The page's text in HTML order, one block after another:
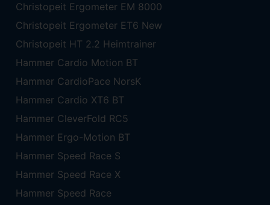
Christopeit Ergometer EM 8000
Christopeit Ergometer ET6 New
Christopeit HT 2.2 Heimtrainer
Hammer Cardio Motion BT
Hammer CardioPace NorsK
Hammer Cardio XT6 BT
Hammer CleverFold RC5
Hammer Ergo-Motion BT
Hammer Speed Race S
Hammer Speed Race X
Hammer Speed Race